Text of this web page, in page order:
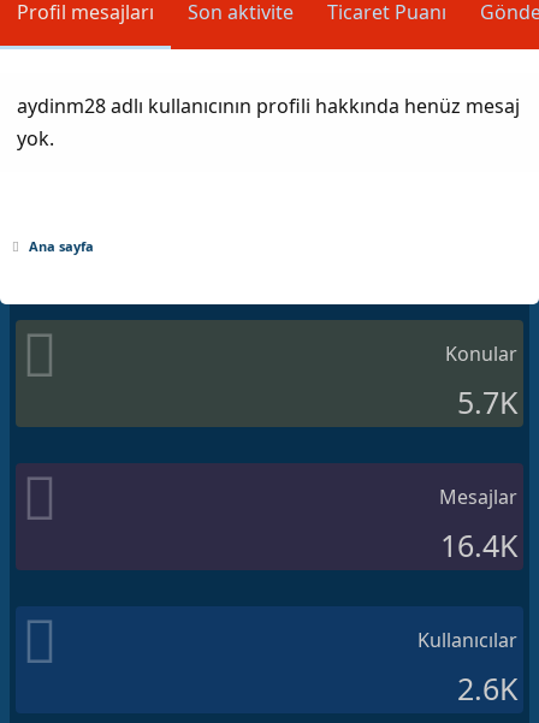
Profil mesajları Son aktivite Ticaret Puanı
aydinm28 adlı kullanıcının profili hakkında henüz mesaj
yok.
Ana sayfa
Konular
5.7K
Mesajlar
16.4K
Kullanıcılar
2.6K